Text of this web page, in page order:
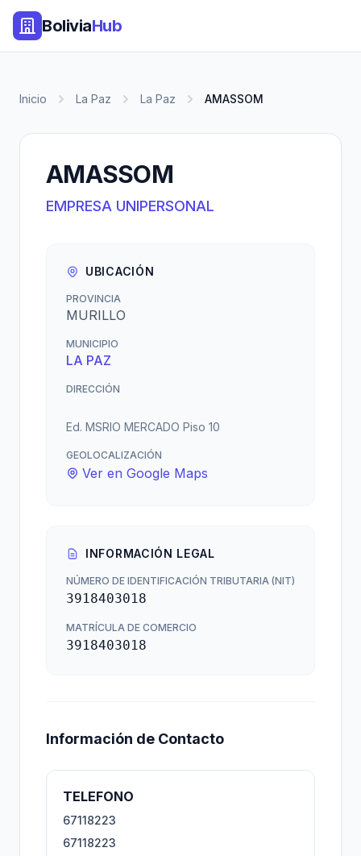
BoliviaHub
Inicio La Paz La Paz AMASSOM
AMASSOM
EMPRESA UNIPERSONAL
UBICACIÓN
PROVINCIA
MURILLO
MUNICIPIO
LA PAZ
DIRECCIÓN
Ed. MSRIO MERCADO Piso 10
GEOLOCALIZACIÓN
Ver en Google Maps
INFORMACIÓN LEGAL
NÚMERO DE IDENTIFICACIÓN TRIBUTARIA (NIT)
3918403018
MATRÍCULA DE COMERCIO
3918403018
Información de Contacto
TELEFONO
67118223
67118223